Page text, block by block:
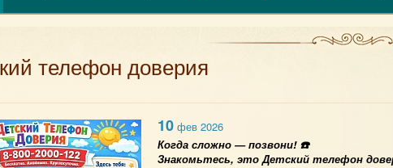
телефон доверия
10 фев 2026
Когда сложно — позвони! ☎️
Знакомьтесь, это Детский телефон